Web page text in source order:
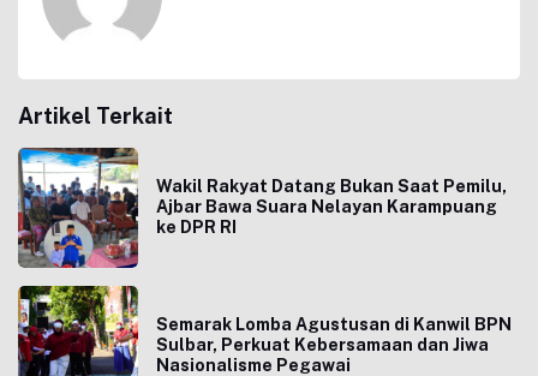
Artikel Terkait
Wakil Rakyat Datang Bukan Saat Pemilu,
Ajbar Bawa Suara Nelayan Karampuang
ke DPR RI
Semarak Lomba Agustusan di Kanwil BPN
Sulbar, Perkuat Kebersamaan dan Jiwa
Nasionalisme Pegawai